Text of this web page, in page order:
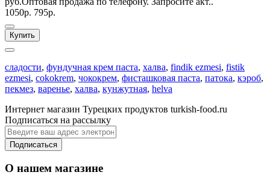
1050р. 795р.
Купить
сладости, фундучная крем паста, халва, findik ezmesi, fistik
ezmesi, cokokrem, чококрем, фисташковая паста, патока, кэроб,
пекмез, варенье, халва, кунжутная, helva
Интернет магазин Турецких продуктов turkish-food.ru
Подписаться на рассылку
Подписаться
О нашем магазине